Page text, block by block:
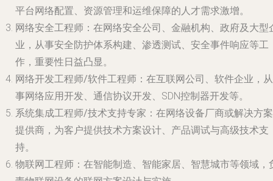
平台网络配置、资源管理和运维保障的人才需求激增。
网络安全工程师 ：在网络安全公司、金融机构、政府及大型
业，从事安全防护体系构建、渗透测试、安全事件响应等工
作，重要性日益凸显。
网络开发工程师/软件工程师 ：在互联网公司、软件企业，从
事网络应用开发、通信协议开发、SDN控制器开发等。
系统集成工程师/技术支持专家 ：在网络设备厂商或解决方案
提供商，为客户提供技术方案设计、产品调试与高级技术支
持。
物联网工程师 ：在智能制造、智能家居、智慧城市等领域，